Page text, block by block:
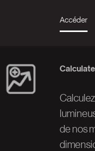
Accéder
Image
de nos